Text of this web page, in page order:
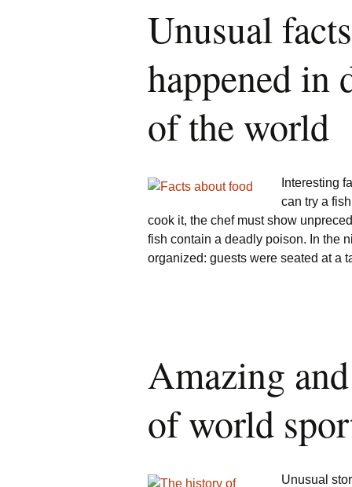
Unusual
happened in
of the world
Interesting
can try a
cook it, the chef must show
fish contain a deadly poison. In the
organized: guests were seated at a
Amazing
of world
Unusual